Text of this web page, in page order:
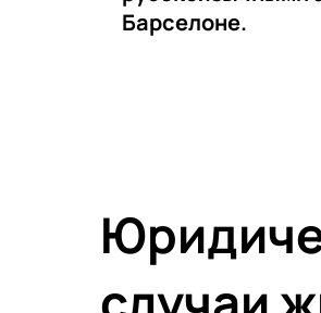
Барселоне.